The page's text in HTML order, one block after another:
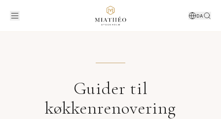
DA
Guider til
køkkenrenovering